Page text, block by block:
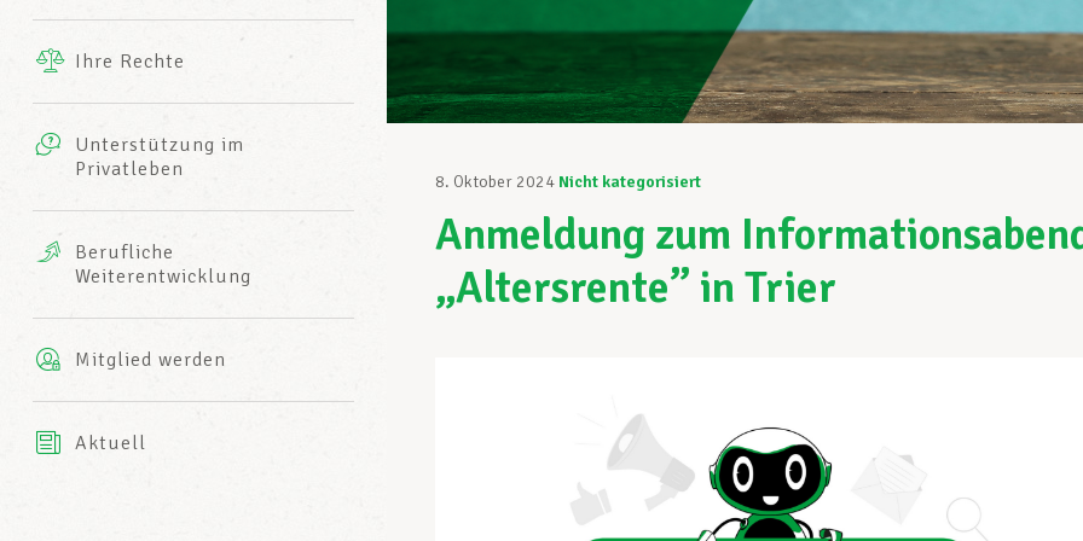
INFO-CENTER
des LCGBs
Ihre Rechte
Unterstützung im
Privatleben
Leistungen
Mutuelle
AXA
Berufliche
Weiterentwicklung
Mitglied werden
Aktuell
8. Oktober 2024 Nicht kategorisiert
Anmeldung zum
„Altersrente” in Trier